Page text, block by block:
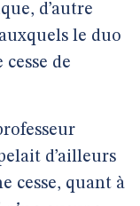
d’autre
le duo
de
d’ailleurs
cesse, quant à